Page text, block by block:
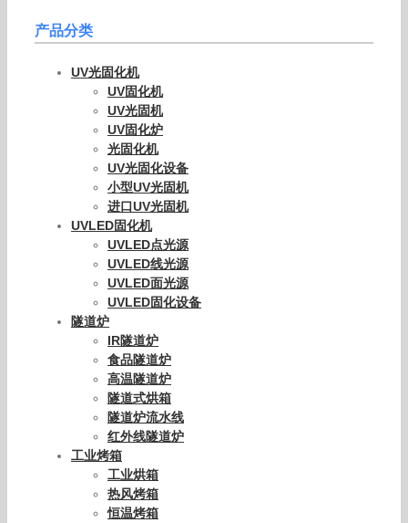
产品分类
UV光固化机
UV固化机
UV光固机
UV固化炉
光固化机
UV光固化设备
小型UV光固机
进口UV光固机
UVLED固化机
UVLED点光源
UVLED线光源
UVLED面光源
UVLED固化设备
隧道炉
IR隧道炉
食品隧道炉
高温隧道炉
隧道式烘箱
隧道炉流水线
红外线隧道炉
工业烤箱
工业烘箱
热风烤箱
恒温烤箱